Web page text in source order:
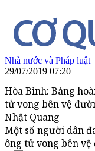
Nhà nước và Pháp luật
29/07/2019 07:20
Hòa Bình: Bàng
tử vong bên vệ
Nhật Quang
Một số người dân
ông tử vong bên vệ